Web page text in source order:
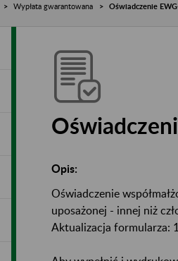
Wypłata gwarantowana Oświadczenie
Opis:
Oświadczenie
uposażonej - innej niż
Aktualizacja formularza: